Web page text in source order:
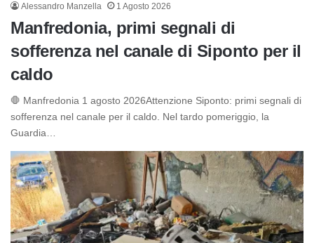
Alessandro Manzella 1 Agosto 2026
Manfredonia, primi segnali di
sofferenza nel canale di Siponto per il
caldo
🛑 Manfredonia 1 agosto 2026Attenzione Siponto: primi segnali di
sofferenza nel canale per il caldo. Nel tardo pomeriggio, la
Guardia…